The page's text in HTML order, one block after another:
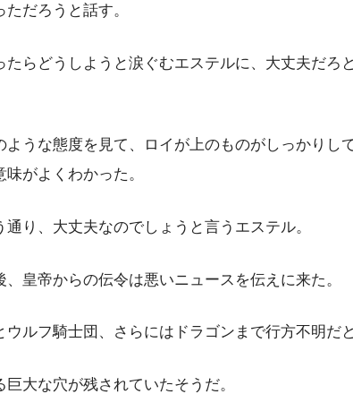
だろうと話す。
たらどうしようと涙ぐむエステルに、大丈夫だろ
ような態度を見て、ロイが上のものがしっかりし
味がよくわかった。
通り、大丈夫なのでしょうと言うエステル。
、皇帝からの伝令は悪いニュースを伝えに来た。
ウルフ騎士団、さらにはドラゴンまで行方不明だと
巨大な穴が残されていたそうだ。